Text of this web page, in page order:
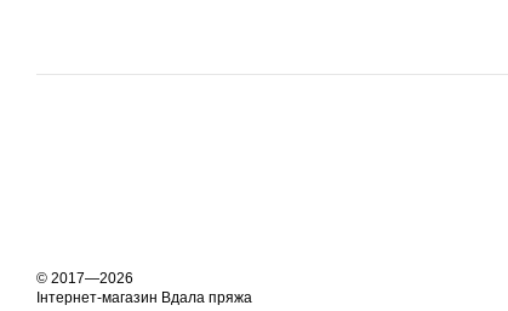
© 2017—2026
Інтернет-магазин Вдала пряжа